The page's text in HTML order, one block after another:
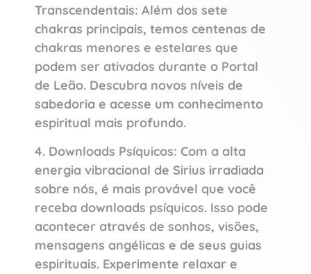
Transcendentais: Além dos sete
chakras principais, temos centenas de
chakras menores e estelares que
podem ser ativados durante o Portal
de Leão. Descubra novos níveis de
sabedoria e acesse um conhecimento
espiritual mais profundo.
4. Downloads Psíquicos: Com a alta
energia vibracional de Sirius irradiada
sobre nós, é mais provável que você
receba downloads psíquicos. Isso pode
acontecer através de sonhos, visões,
mensagens angélicas e de seus guias
espirituais. Experimente relaxar e